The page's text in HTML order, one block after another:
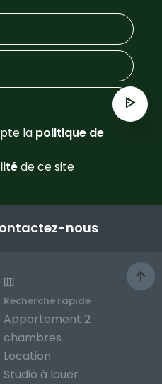
la politique de
de ce site
nous
Recherche rapide
Appartement 2
chambres
Location
Studio à louer